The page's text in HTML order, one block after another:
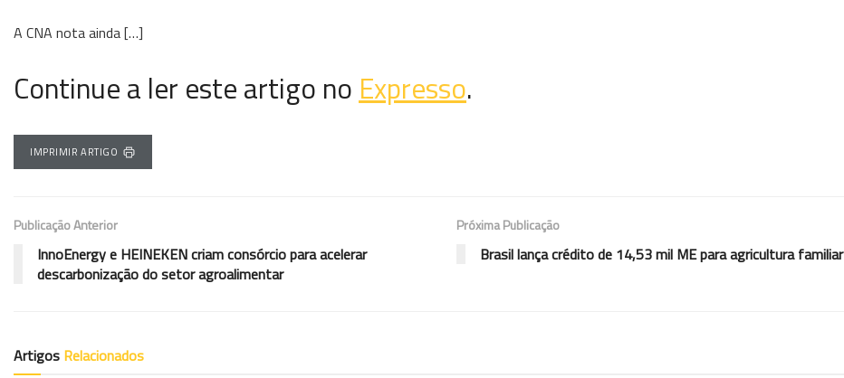
A CNA nota ainda […]
Continue a ler este artigo no Expresso.
IMPRIMIR ARTIGO
Publicação Anterior
InnoEnergy e HEINEKEN criam consórcio para acelerar
descarbonização do setor agroalimentar
Próxima Publicação
Brasil lança crédito de 14,53 mil ME para agricultura familiar
Artigos Relacionados